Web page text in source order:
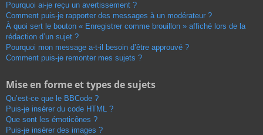
Pourquoi ai-je reçu un avertissement ?
Comment puis-je rapporter des messages à un modérateur ?
À quoi sert le bouton « Enregistrer comme brouillon » affiché lors de la
rédaction d’un sujet ?
Pourquoi mon message a-t-il besoin d’être approuvé ?
Comment puis-je remonter mes sujets ?
Mise en forme et types de sujets
Qu’est-ce que le BBCode ?
Puis-je insérer du code HTML ?
Que sont les émoticônes ?
Puis-je insérer des images ?